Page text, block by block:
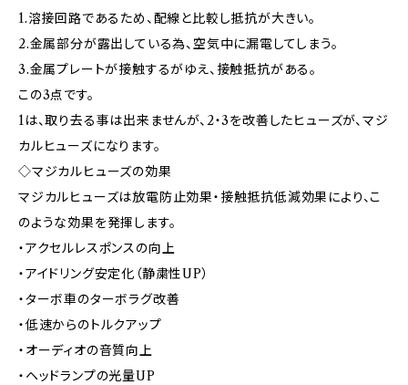
1.溶接回路であるため、配線と比較し抵抗が大きい。
2.金属部分が露出している為、空気中に漏電してしまう。
3.金属プレートが接触するがゆえ、接触抵抗がある。
この3点です。
1は、取り去る事は出来ませんが、2・3を改善したヒューズが、マジ
カルヒューズになります。
◇マジカルヒューズの効果
マジカルヒューズは放電防止効果・接触抵抗低減効果により、こ
のような効果を発揮します。
・アクセルレスポンスの向上
・アイドリング安定化（静粛性UP）
・ターボ車のターボラグ改善
・低速からのトルクアップ
・オーディオの音質向上
・ヘッドランプの光量UP